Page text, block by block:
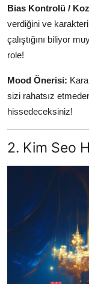
Bias Kontrolü /
verdiğini ve
çalıştığını biliyor
role!
Mood Önerisi:
sizi rahatsız
hissedeceksiniz!
2. Kim Seo